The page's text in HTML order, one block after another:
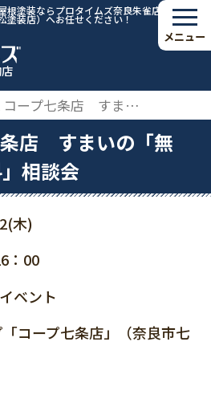
根塗装ならプロタイムズ奈良朱雀店・生駒
塗装店）へお任せください！
メニュー
4/2 コープ七条店 すまいの「無料」相談会
店 すまいの「無
相談会
木)
：00
ベント
コープ七条店」（奈良市七